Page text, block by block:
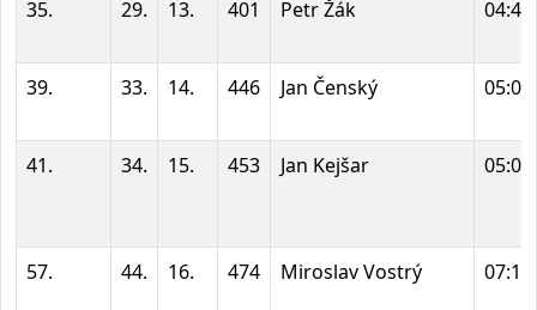
35. 29. 13. 401 Petr Žák
39. 33. 14. 446 Jan Čenský
41. 34. 15. 453 Jan Kejšar
57. 44. 16. 474 Miroslav Vostrý